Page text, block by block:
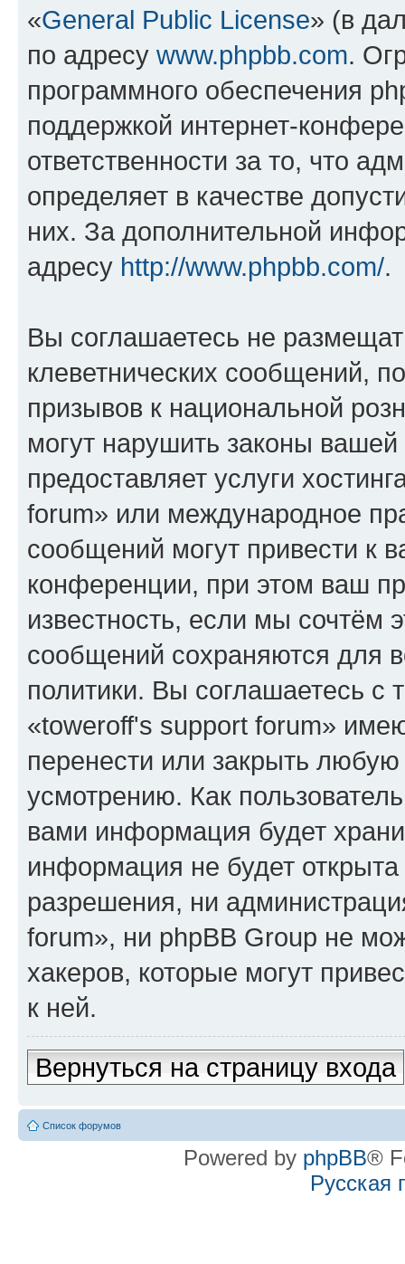
«General Public License» (в
по адресу www.phpbb.com.
программного обеспечения
поддержкой интернет-
ответственности за то, что
определяет в качестве
них. За дополнительной
адресу http://www.phpbb.com/.
Вы соглашаетесь не
клеветнических сообщений,
призывов к национальной
могут нарушить законы
предоставляет услуги
forum» или международное
сообщений могут привести к
конференции, при этом ваш
известность, если мы сочтём
сообщений сохраняются для
политики. Вы соглашаетесь
«toweroff's support forum»
перенести или закрыть
усмотрению. Как
вами информация будет
информация не будет
разрешения, ни
forum», ни phpBB Group не
хакеров, которые могут
к ней.
Вернуться на страницу входа
Список форумов
Powered by phpBB®
Русская